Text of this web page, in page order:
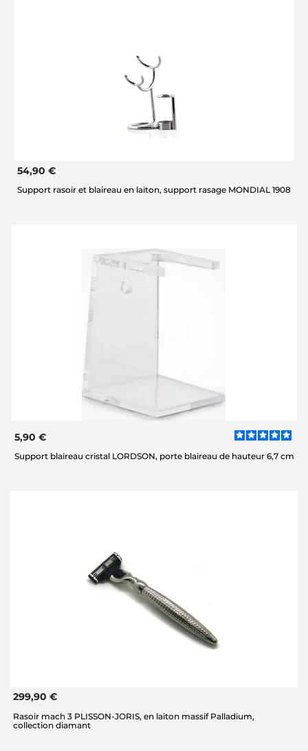
54,90 €
Support rasoir et blaireau en laiton, support rasage MONDIAL 1908
5,90 €
Support blaireau cristal LORDSON, porte blaireau de hauteur 6,7 cm
299,90 €
Rasoir mach 3 PLISSON-JORIS, en laiton massif Palladium,
collection diamant